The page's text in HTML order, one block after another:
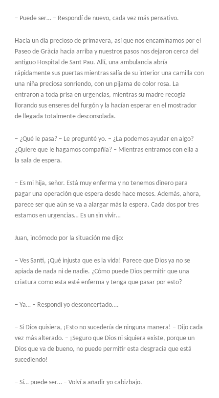
– Puede ser… – Respondí de nuevo, cada vez más pensativo.
Hacía un día precioso de primavera, así que nos encaminamos por el
Paseo de Gràcia hacia arriba y nuestros pasos nos dejaron cerca del
antiguo Hospital de Sant Pau. Allí, una ambulancia abría
rápidamente sus puertas mientras salía de su interior una camilla con
una niña preciosa sonriendo, con un pijama de color rosa. La
entraron a toda prisa en urgencias, mientras su madre recogía
llorando sus enseres del furgón y la hacían esperar en el mostrador
de llegada totalmente desconsolada.
– ¿Qué le pasa? – Le pregunté yo. – ¿La podemos ayudar en algo?
¿Quiere que le hagamos compañía? – Mientras entramos con ella a
la sala de espera.
– Es mi hija, señor. Está muy enferma y no tenemos dinero para
pagar una operación que espera desde hace meses. Además, ahora,
parece ser que aún se va a alargar más la espera. Cada dos por tres
estamos en urgencias… Es un sin vivir…
Juan, incómodo por la situación me dijo:
– Ves Santi, ¡Qué injusta que es la vida! Parece que Dios ya no se
apiada de nada ni de nadie. ¿Cómo puede Dios permitir que una
criatura como esta esté enferma y tenga que pasar por esto?
– Ya… – Respondí yo desconcertado….
– Si Dios quisiera, ¡Esto no sucedería de ninguna manera! – Dijo cada
vez más alterado. – ¡Seguro que Dios ni siquiera existe, porque un
Dios que va de bueno, no puede permitir esta desgracia que está
sucediendo!
– Sí… puede ser… – Volví a añadir yo cabizbajo.